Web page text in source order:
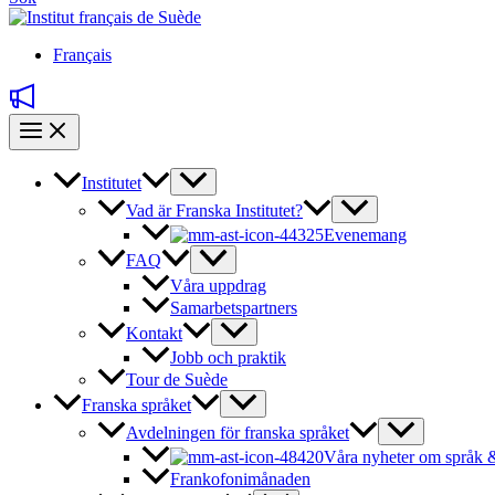
Français
Institutet
Vad är Franska Institutet?
Evenemang
FAQ
Våra uppdrag
Samarbetspartners
Kontakt
Jobb och praktik
Tour de Suède
Franska språket
Avdelningen för franska språket
Våra nyheter om språk
Frankofonimånaden